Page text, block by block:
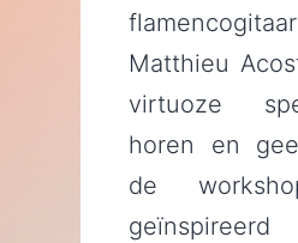
Matthieu
virtuoze
horen en
de